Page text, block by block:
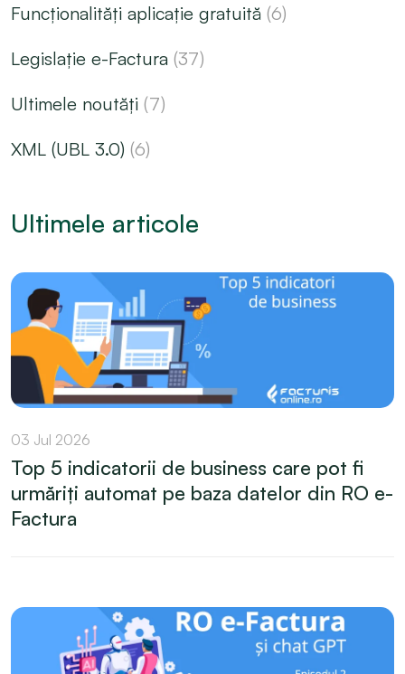
Funcționalități aplicație gratuită (6)
Legislație e-Factura (37)
Ultimele noutăți (7)
XML (UBL 3.0) (6)
Ultimele articole
03 Jul 2026
Top 5 indicatorii de business care pot fi
urmăriți automat pe baza datelor din RO e-
Factura